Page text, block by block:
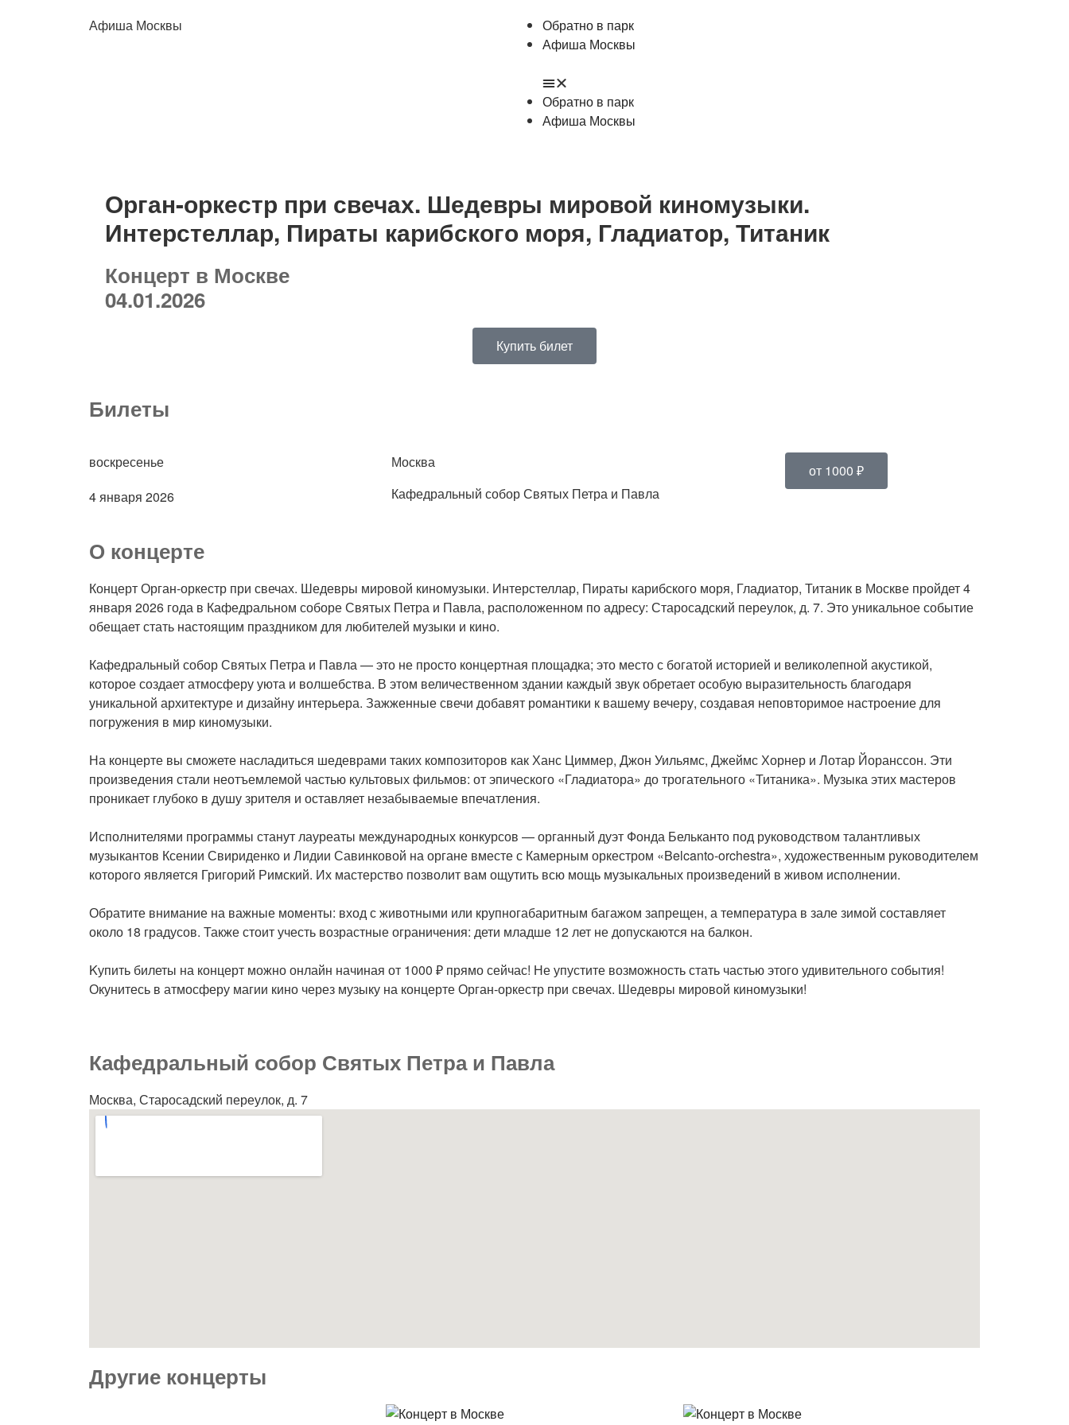
Афиша Москвы
Обратно в парк
Афиша Москвы
Обратно в парк
Афиша Москвы
Орган-оркестр при свечах. Шедевры мировой киномузыки.
Интерстеллар, Пираты карибского моря, Гладиатор, Титаник
Концерт в Москве
04.01.2026
Купить билет
Билеты
воскресенье
4 января 2026
Москва
Кафедральный собор Святых Петра и Павла
от 1000 ₽
О концерте
Концерт Орган-оркестр при свечах. Шедевры мировой киномузыки. Интерстеллар, Пираты карибского моря, Гладиатор, Титаник в Москве пройдет 4
января 2026 года в Кафедральном соборе Святых Петра и Павла, расположенном по адресу: Старосадский переулок, д. 7. Это уникальное событие
обещает стать настоящим праздником для любителей музыки и кино.
Кафедральный собор Святых Петра и Павла — это не просто концертная площадка; это место с богатой историей и великолепной акустикой,
которое создает атмосферу уюта и волшебства. В этом величественном здании каждый звук обретает особую выразительность благодаря
уникальной архитектуре и дизайну интерьера. Зажженные свечи добавят романтики к вашему вечеру, создавая неповторимое настроение для
погружения в мир киномузыки.
На концерте вы сможете насладиться шедеврами таких композиторов как Ханс Циммер, Джон Уильямс, Джеймс Хорнер и Лотар Йоранссон. Эти
произведения стали неотъемлемой частью культовых фильмов: от эпического «Гладиатора» до трогательного «Титаника». Музыка этих мастеров
проникает глубоко в душу зрителя и оставляет незабываемые впечатления.
Исполнителями программы станут лауреаты международных конкурсов — органный дуэт Фонда Бельканто под руководством талантливых
музыкантов Ксении Свириденко и Лидии Савинковой на органе вместе с Камерным оркестром «Belcanto-orchestra», художественным руководителем
которого является Григорий Римский. Их мастерство позволит вам ощутить всю мощь музыкальных произведений в живом исполнении.
Обратите внимание на важные моменты: вход с животными или крупногабаритным багажом запрещен, а температура в зале зимой составляет
около 18 градусов. Также стоит учесть возрастные ограничения: дети младше 12 лет не допускаются на балкон.
Kупить билеты на концерт можно онлайн начиная от 1000 ₽ прямо сейчас! Не упустите возможность стать частью этого удивительного события!
Окунитесь в атмосферу магии кино через музыку на концерте Орган-оркестр при свечах. Шедевры мировой киномузыки!
Кафедральный собор Святых Петра и Павла
Москва, Старосадский переулок, д. 7
Другие концерты